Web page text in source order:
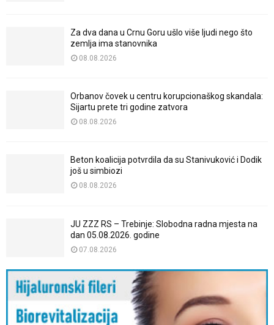
Za dva dana u Crnu Goru ušlo više ljudi nego što
zemlja ima stanovnika
08.08.2026
Orbanov čovek u centru korupcionaškog skandala:
Sijartu prete tri godine zatvora
08.08.2026
Beton koalicija potvrdila da su Stanivuković i Dodik
još u simbiozi
08.08.2026
JU ZZZ RS – Trebinje: Slobodna radna mjesta na
dan 05.08.2026. godine
07.08.2026